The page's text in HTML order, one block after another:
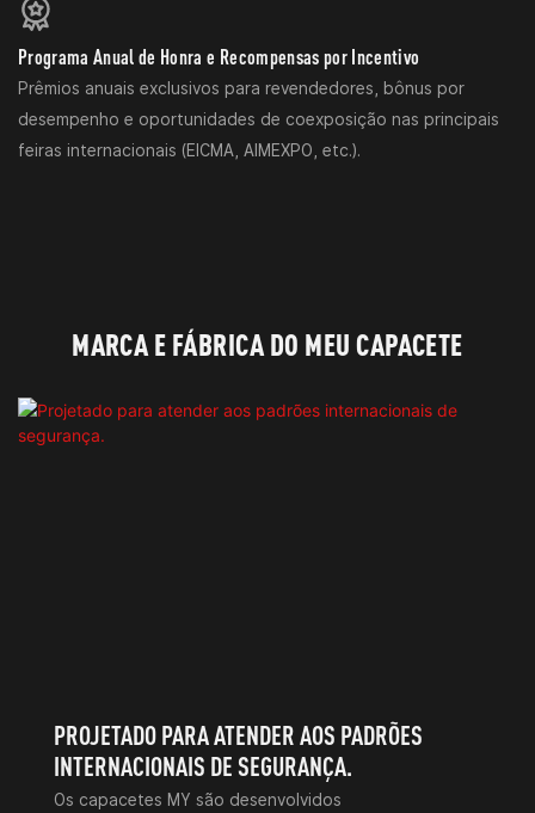
Programa Anual de Honra e Recompensas por Incentivo
Prêmios anuais exclusivos para revendedores, bônus por
desempenho e oportunidades de coexposição nas principais
feiras internacionais (EICMA, AIMEXPO, etc.).
MARCA E FÁBRICA DO MEU CAPACETE
PROJETADO PARA ATENDER AOS PADRÕES
INTERNACIONAIS DE SEGURANÇA.
Os capacetes MY são desenvolvidos